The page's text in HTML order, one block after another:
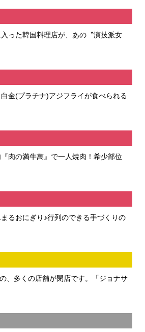
入った韓国料理店が、あの〝演技派女
白金(プラチナ)アジフライが食べられる
『肉の満牛萬』で一人焼肉！希少部位
まるおにぎり♪行列のできる手づくりの
、多くの店舗が閉店です。「ジョナサ